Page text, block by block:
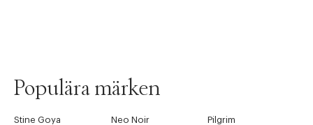
Populära märken
Stine Goya Neo Noir
Pilgrim